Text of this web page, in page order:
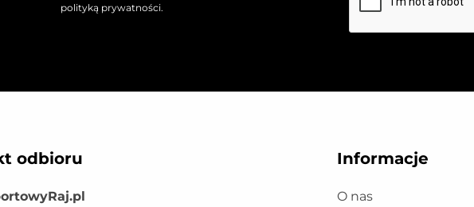
polityką prywatności.
odbioru Informacje
O nas